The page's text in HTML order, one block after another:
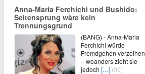
Anna-Maria Ferchichi und Bushido:
Seitensprung wäre kein
Trennungsgrund
(BANG) - Anna-Maria
Ferchichi würde
Fremdgehen verzeihen
– woanders zieht sie
jedoch […] (00)